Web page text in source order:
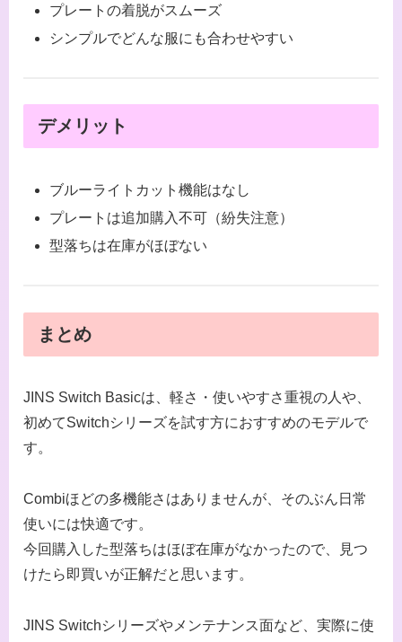
プレートの着脱がスムーズ
シンプルでどんな服にも合わせやすい
デメリット
ブルーライトカット機能はなし
プレートは追加購入不可（紛失注意）
型落ちは在庫がほぼない
まとめ
JINS Switch Basicは、軽さ・使いやすさ重視の人や、
初めてSwitchシリーズを試す方におすすめのモデルで
す。
Combiほどの多機能さはありませんが、そのぶん日常
使いには快適です。
今回購入した型落ちはほぼ在庫がなかったので、見つ
けたら即買いが正解だと思います。
JINS Switchシリーズやメンテナンス面など、実際に使